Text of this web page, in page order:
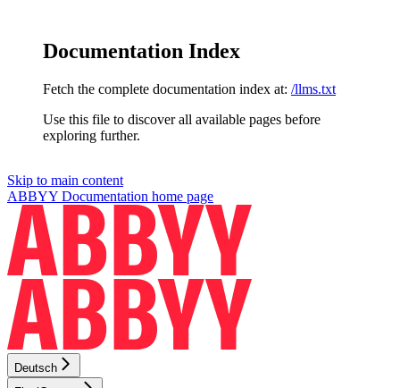
Documentation Index
Fetch the complete documentation index at: /llms.txt
Use this file to discover all available pages before
exploring further.
Skip to main content
ABBYY Documentation home page
Deutsch